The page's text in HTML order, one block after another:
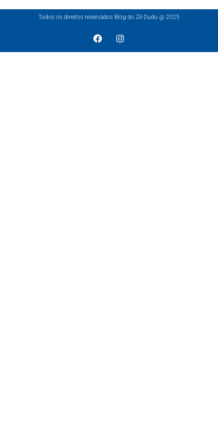
Todos os direitos reservados Blog do Zé Dudu @ 2025